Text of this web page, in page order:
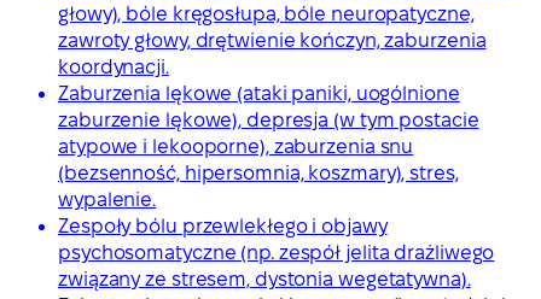
głowy), bóle kręgosłupa, bóle neuropatyczne,
zawroty głowy, drętwienie kończyn, zaburzenia
koordynacji.
Zaburzenia lękowe (ataki paniki, uogólnione
zaburzenie lękowe), depresja (w tym postacie
atypowe i lekooporne), zaburzenia snu
(bezsenność, hipersomnia, koszmary), stres,
wypalenie.
Zespoły bólu przewlekłego i objawy
psychosomatyczne (np. zespół jelita drażliwego
związany ze stresem, dystonia wegetatywna).